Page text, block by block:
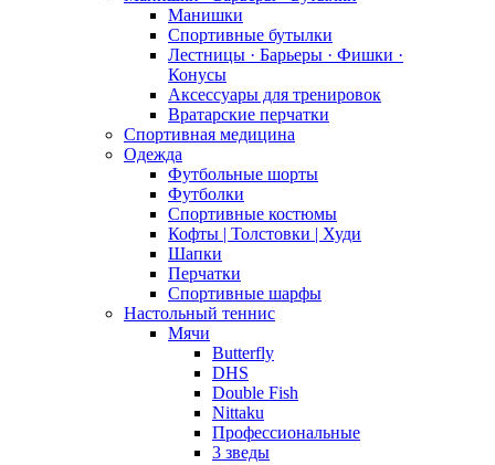
Манишки
Спортивные бутылки
Лестницы · Барьеры · Фишки ·
Конусы
Аксессуары для тренировок
Вратарские перчатки
Спортивная медицина
Одежда
Футбольные шорты
Футболки
Спортивные костюмы
Кофты | Толстовки | Худи
Шапки
Перчатки
Спортивные шарфы
Настольный теннис
Мячи
Butterfly
DHS
Double Fish
Nittaku
Профессиональные
3 зведы